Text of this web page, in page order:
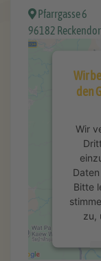
Pfarrgasse 6
96182
Wir
den
Wir
Bitte
zu,